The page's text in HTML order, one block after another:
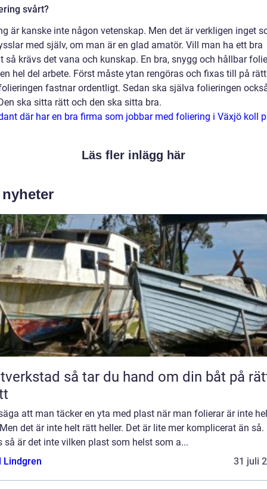
svårt?
är kanske inte någon vetenskap. Men det är verkligen inget
med själv, om man är en glad amatör. Vill man ha ett bra
så krävs det vana och kunskap. En bra, snygg och hållbar
hel del arbete. Först måste ytan rengöras och fixas till på
fastnar ordentligt. Sedan ska själva folieringen
ska sitta rätt och den ska sitta bra.
där har en bra firma som jobbar med foliering i Växjö koll
Läs fler inlägg här
så tar du hand om din båt på rätt
att man täcker en yta med plast när man folierar är inte
det är inte helt rätt heller. Det är lite mer komplicerat än så.
så är det inte vilken plast som helst som a...
Lindgren
31 juli